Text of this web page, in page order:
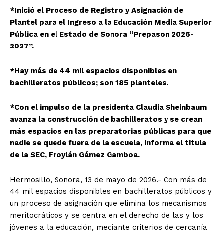
*Inició el Proceso de Registro y Asignación de
Plantel para el Ingreso a la Educación Media Superior
Pública en el Estado de Sonora “Prepason 2026-
2027”.
*Hay más de 44 mil espacios disponibles en
bachilleratos públicos; son 185 planteles.
*Con el impulso de la presidenta Claudia Sheinbaum
avanza la construcción de bachilleratos y se crean
más espacios en las preparatorias públicas para que
nadie se quede fuera de la escuela, informa el titula
de la SEC, Froylán Gámez Gamboa.
Hermosillo, Sonora, 13 de mayo de 2026.- Con más de
44 mil espacios disponibles en bachilleratos públicos y
un proceso de asignación que elimina los mecanismos
meritocráticos y se centra en el derecho de las y los
jóvenes a la educación, mediante criterios de cercanía